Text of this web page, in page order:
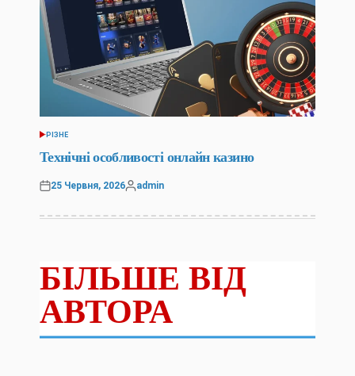
ОПУБЛІКУВАТИ
У
РІЗНЕ
Технічні особливості онлайн казино
Оприлюднено
25 Червня, 2026
Опубліковано
admin
БІЛЬШЕ ВІД
АВТОРА